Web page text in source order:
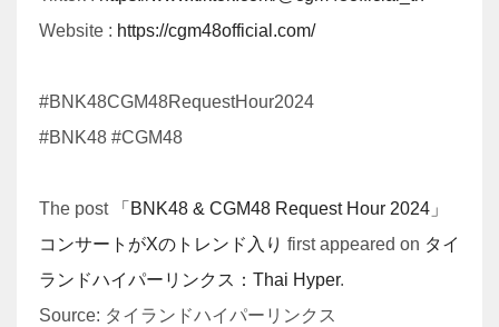
朝日新聞社・石合編集委員に韓国のメディア賞 朝鮮通…
本当に“日本版トラスショック”は生じないのか
した火山噴火――国際航…